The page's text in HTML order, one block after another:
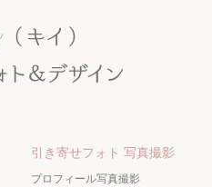
引き寄せフォト 写真撮影
プロフィール写真撮影